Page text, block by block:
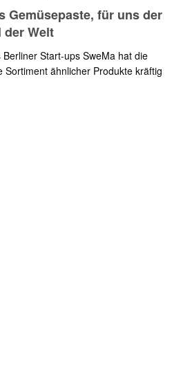
Gemüsepaste, für uns der
Welt
Start-ups SweMa hat die
Sortiment ähnlicher Produkte kräftig